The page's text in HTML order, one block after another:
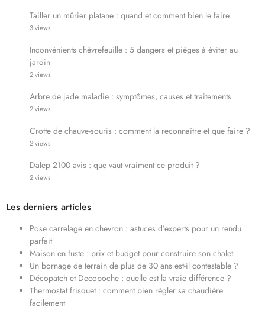
Tailler un mûrier platane : quand et comment bien le faire
3 views
Inconvénients chèvrefeuille : 5 dangers et pièges à éviter au
jardin
2 views
Arbre de jade maladie : symptômes, causes et traitements
2 views
Crotte de chauve-souris : comment la reconnaître et que faire ?
2 views
Dalep 2100 avis : que vaut vraiment ce produit ?
2 views
Les derniers articles
Pose carrelage en chevron : astuces d’experts pour un rendu
parfait
Maison en fuste : prix et budget pour construire son chalet
Un bornage de terrain de plus de 30 ans est-il contestable ?
Décopatch et Decopoche : quelle est la vraie différence ?
Thermostat frisquet : comment bien régler sa chaudière
facilement